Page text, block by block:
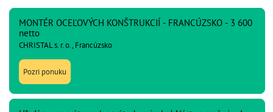
MONTÉR OCEĽOVÝCH KONŠTRUKCIÍ - FRANCÚZSKO - 3 600
netto
CHRISTAL s. r. o., Francúzsko
Pozri ponuku